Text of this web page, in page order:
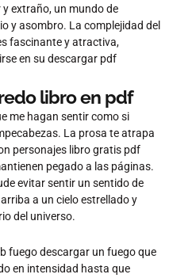
extraño, un mundo de
y asombro. La complejidad del
fascinante y atractiva,
en su descargar pdf
libro en pdf
me hagan sentir como si
La prosa te atrapa
personajes libro gratis pdf
pegado a las páginas.
evitar sentir un sentido de
a un cielo estrellado y
del universo.
fuego descargar un fuego que
en intensidad hasta que